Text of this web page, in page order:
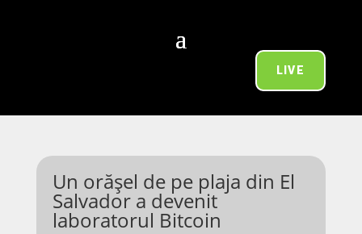
LIVE
Un orășel de pe plaja din El
Salvador a devenit
laboratorul Bitcoin